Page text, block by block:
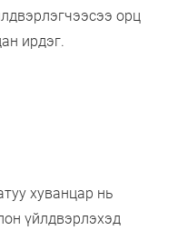
орц
ирдэг.
хуванцар нь
үйлдвэрлэхэд